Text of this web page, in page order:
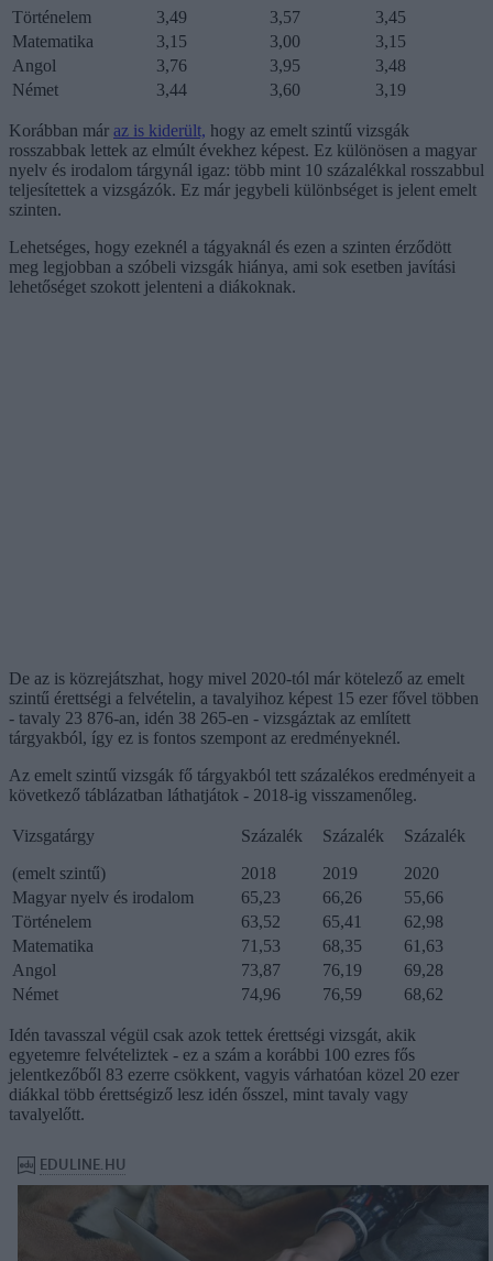
Történelem
3,49 3,57
3,45
Matematika
3,15 3,00
3,15
Angol
3,76 3,95
3,48
Német
3,44 3,60 3,19
Korábban már az is kiderült, hogy az emelt szintű vizsgák
rosszabbak lettek az elmúlt évekhez képest. Ez különösen a magyar
nyelv és irodalom tárgynál igaz: több mint 10 százalékkal rosszabbul
teljesítettek a vizsgázók. Ez már jegybeli különbséget is jelent emelt
szinten.
Lehetséges, hogy ezeknél a tágyaknál és ezen a szinten érződött
meg legjobban a szóbeli vizsgák hiánya, ami sok esetben javítási
lehetőséget szokott jelenteni a diákoknak.
De az is közrejátszhat, hogy mivel 2020-tól már kötelező az emelt
szintű érettségi a felvételin, a tavalyihoz képest 15 ezer fővel többen
- tavaly 23 876-an, idén 38 265-en - vizsgáztak az említett
tárgyakból, így ez is fontos szempont az eredményeknél.
Az emelt szintű vizsgák fő tárgyakból tett százalékos eredményeit a
következő táblázatban láthatjátok - 2018-ig visszamenőleg.
Vizsgatárgy
(emelt szintű)
Százalék
2018
Százalék
2019
Százalék
2020
Magyar nyelv és irodalom
65,23 66,26
55,66
Történelem
63,52 65,41
62,98
Matematika
71,53 68,35
61,63
Angol
73,87 76,19
69,28
Német
74,96 76,59 68,62
Idén tavasszal végül csak azok tettek érettségi vizsgát, akik
egyetemre felvételiztek - ez a szám a korábbi 100 ezres fős
jelentkezőből 83 ezerre csökkent, vagyis várhatóan közel 20 ezer
diákkal több érettségiző lesz idén ősszel, mint tavaly vagy
tavalyelőtt.